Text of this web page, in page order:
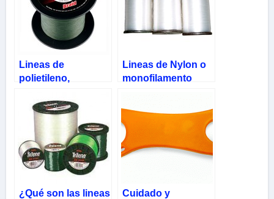
Lineas de
polietileno,
multifilamento
Lineas de Nylon o
monofilamento
¿Qué son las lineas
Cuidado y